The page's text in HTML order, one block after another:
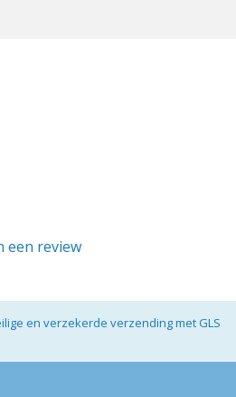
een review
en verzekerde verzending met GLS